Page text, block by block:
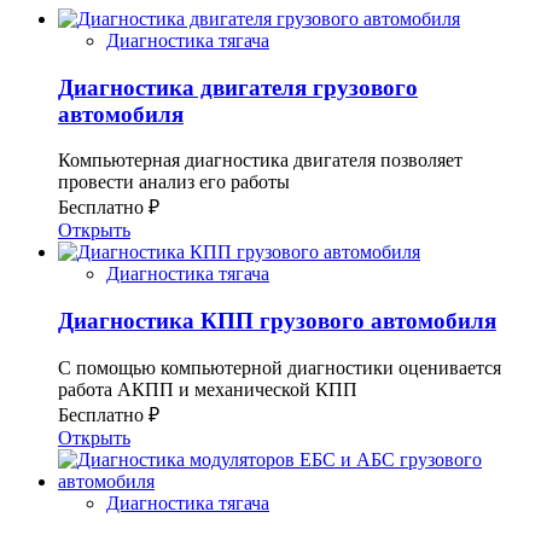
Диагностика тягача
Диагностика двигателя грузового
автомобиля
Компьютерная диагностика двигателя позволяет
провести анализ его работы
Бесплатно ₽
Открыть
Диагностика тягача
Диагностика КПП грузового автомобиля
С помощью компьютерной диагностики оценивается
работа АКПП и механической КПП
Бесплатно ₽
Открыть
Диагностика тягача